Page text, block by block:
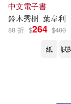
凱西‧海瑞森
中文電子書
鈴木秀樹 葉韋利
88 折 $264 $400
紙
試